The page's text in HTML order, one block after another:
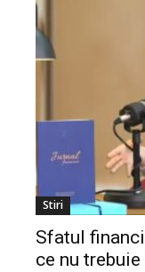
Stiri
Sfatul
ce nu